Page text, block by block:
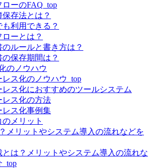
ローのFAQ_top
保存法とは？
利用できる？
ローとは？
のルールと書き方は？
保存期間は？
のノウハウ
レス化のノウハウ_top
レス化におすすめのツールシステム
レス化の方法
レス化事例集
メリット
メリットやシステム導入の流れなどを
とは？メリットやシステム導入の流れな
_top